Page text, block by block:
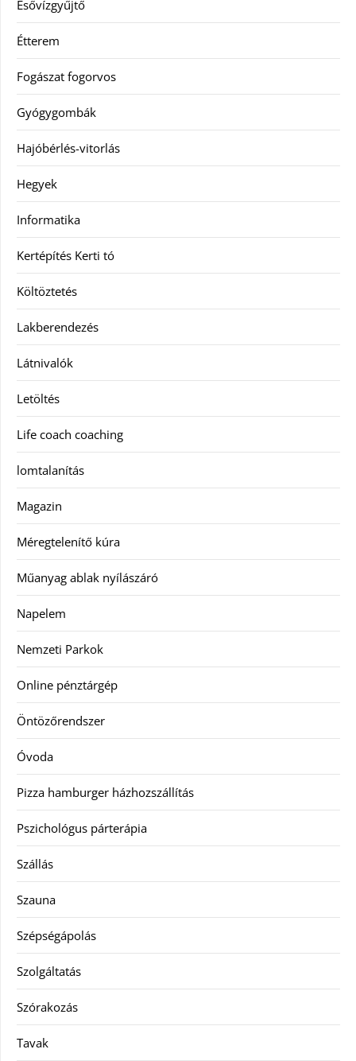
Esővízgyűjtő
Étterem
Fogászat fogorvos
Gyógygombák
Hajóbérlés-vitorlás
Hegyek
Informatika
Kertépítés Kerti tó
Költöztetés
Lakberendezés
Látnivalók
Letöltés
Life coach coaching
lomtalanítás
Magazin
Méregtelenítő kúra
Műanyag ablak nyílászáró
Napelem
Nemzeti Parkok
Online pénztárgép
Öntözőrendszer
Óvoda
Pizza hamburger házhozszállítás
Pszichológus párterápia
Szállás
Szauna
Szépségápolás
Szolgáltatás
Szórakozás
Tavak